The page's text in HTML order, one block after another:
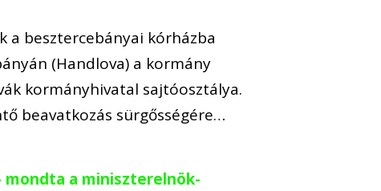
besztercebányai kórházba
(Handlova) a kormány
kormányhivatal sajtóosztálya.
beavatkozás sürgősségére…
a miniszterelnök-